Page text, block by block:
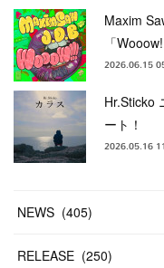
Maxim
「
2026.06.15
Hr.Sticko
ート！
2026.05.16
NEWS (405)
RELEASE (250)